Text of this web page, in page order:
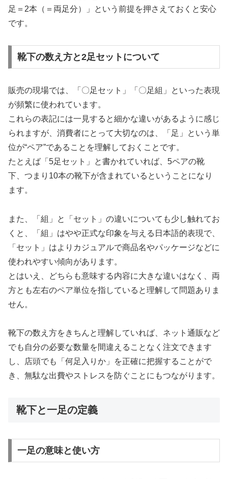
足＝2本（＝両足分）」という前提を押さえておくと安心
です。
靴下の数え方と2足セットについて
販売の現場では、「〇足セット」「〇足組」といった表現
が頻繁に使われています。
これらの表記には一見すると細かな違いがあるように感じ
られますが、消費者にとって大切なのは、「足」という単
位が“ペア”であることを理解しておくことです。
たとえば「5足セット」と書かれていれば、5ペアの靴
下、つまり10本の靴下が含まれているということになり
ます。
また、「組」と「セット」の違いについても少し触れてお
くと、「組」はやや正式な印象を与える日本語的表現で、
「セット」はよりカジュアルで商品名やパッケージなどに
使われやすい傾向があります。
とはいえ、どちらも意味する内容に大きな違いはなく、両
方とも左右のペア単位を指していると理解して問題ありま
せん。
靴下の数え方をきちんと理解していれば、ネット通販など
でも自分の必要な数量を間違えることなく注文できます
し、店頭でも「何足入りか」を正確に把握することがで
き、無駄な出費やストレスを防ぐことにもつながります。
靴下と一足の定義
一足の意味と使い方